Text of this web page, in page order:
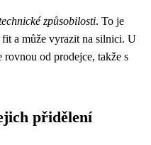
způsobilosti. To je
a může vyrazit na silnici. U
rovnou od prodejce, takže s
přidělení